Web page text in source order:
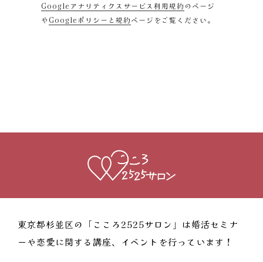
Googleアナリティクスサービス利用規約 のページ
やGoogleポリシーと規約ページをご覧ください。
東京都杉並区の「こころ2525サロン」は婚活セミナ
ーや恋愛に関する講座、イベントを行っています！